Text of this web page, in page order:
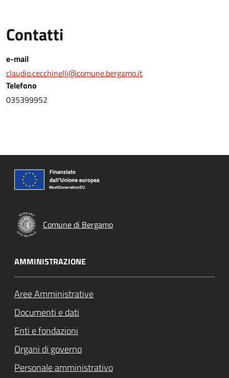
Contatti
e-mail
claudio.cecchinelli@comune.bergamo.it
Telefono
035399952
Comune di Bergamo
AMMINISTRAZIONE
Aree Amministrative
Documenti e dati
Enti e fondazioni
Organi di governo
Personale amministrativo